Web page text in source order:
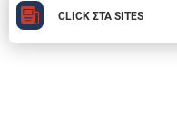
CLICK ΣΤΑ SITES